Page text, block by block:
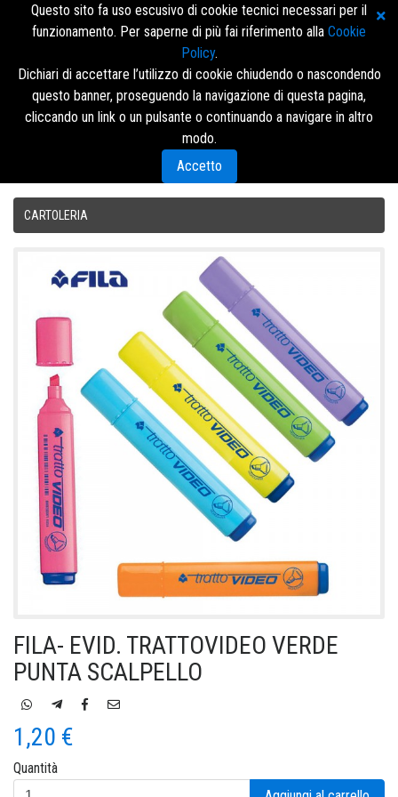
Accedi/Registrati
CARTOLERIA
FILA- EVID. TRATTOVIDEO VERDE
PUNTA SCALPELLO
1,20 €
Quantità
Questo sito fa uso escusivo di cookie tecnici necessari per il
funzionamento. Per saperne di più fai riferimento alla Cookie
Policy.
Dichiari di accettare l’utilizzo di cookie chiudendo o nascondendo
questo banner, proseguendo la navigazione di questa pagina,
cliccando un link o un pulsante o continuando a navigare in altro
modo.
Accetto